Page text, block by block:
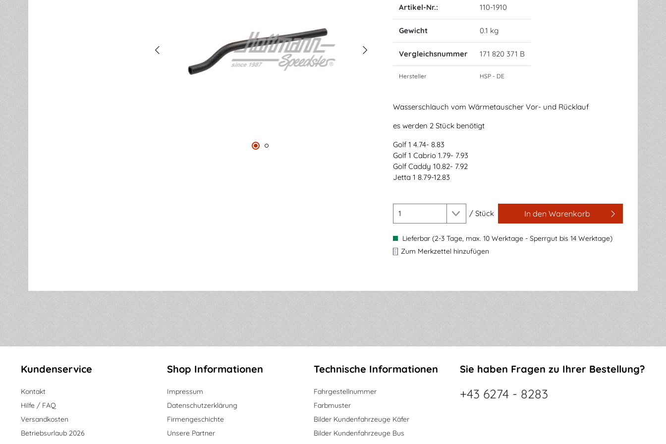
Artikel-Nr.: 110-1910
Gewicht 0.1 kg
Vergleichsnummer 171 820 371 B
Hersteller HSP - DE
Wasserschlauch vom Wärmetauscher Vor- und Rücklauf
es werden 2 Stück benötigt
Golf 1 4.74- 8.83
Golf 1 Cabrio 1.79- 7.93
Golf Caddy 10.82- 7.92
Jetta 1 8.79-12.83
/ Stück In den Warenkorb
Lieferbar (2-3 Tage, max. 10 Werktage - Sperrgut bis 14 Werktage)
Zum Merkzettel hinzufügen
Kundenservice
Kontakt
Hilfe / FAQ
Versandkosten
Betriebsurlaub 2026
Shop Informationen
Impressum
Datenschutzerklärung
Firmengeschichte
Unsere Partner
Technische Informationen
Fahrgestellnummer
Farbmuster
Bilder Kundenfahrzeuge Käfer
Bilder Kundenfahrzeuge Bus
Sie haben Fragen zu Ihrer Bestellung?
+43 6274 - 8283